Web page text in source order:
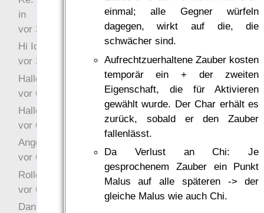
einmal; alle Gegner würfeln
dagegen, wirkt auf die, die
schwächer sind.
Aufrechtzuerhaltene Zauber kosten
temporär ein + der zweiten
Eigenschaft, die für Aktivieren
gewählt wurde. Der Char erhält es
zurück, sobald er den Zauber
fallenlässt.
Da Verlust an Chi: Je
gesprochenem Zauber ein Punkt
Malus auf alle späteren -> der
gleiche Malus wie auch Chi.
in
vor 3 Jahre 33 Wochen
Hi Ich bin völlig neu in
vor 3 Jahre 46 Wochen
Hallo Ochrasylion
vor 6 Jahre 10 Wochen
Hallo Drak
vor 6 Jahre 10 Wochen
Angefragt
vor 6 Jahre 10 Wochen
Rollenspielrunde
vor 6 Jahre 10 Wochen
Danke für Deinen